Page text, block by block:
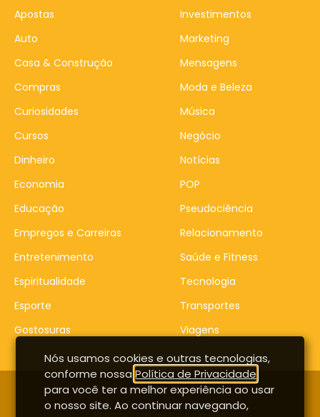
Apostas
Auto
Casa & Construção
Compras
Curiosidades
Cursos
Dinheiro
Economia
Educação
Empregos e Carreiras
Entretenimento
Espiritualidade
Esporte
Gostosuras
Investimentos
Marketing
Mensagens
Moda e Beleza
Música
Negócio
Notícias
POP
Pseudociência
Relacionamento
Saúde e Fitness
Tecnologia
Transportes
Viagens
Contato
Entrar
Nós usamos cookies e outras tecnologias,
conforme nossaPolítica de Privacidade
para você ter a melhor experiência ao usar
o nosso site. Ao continuar navegando,